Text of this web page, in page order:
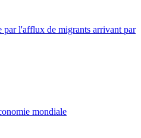
par l'afflux de migrants arrivant par
mondiale